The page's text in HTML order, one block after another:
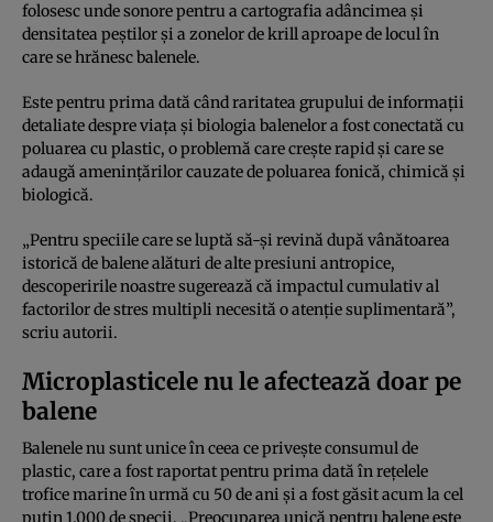
folosesc unde sonore pentru a cartografia adâncimea și
densitatea peștilor și a zonelor de krill aproape de locul în
care se hrănesc balenele.
Este pentru prima dată când raritatea grupului de informații
detaliate despre viața și biologia balenelor a fost conectată cu
poluarea cu plastic, o problemă care crește rapid și care se
adaugă amenințărilor cauzate de poluarea fonică, chimică și
biologică.
„Pentru speciile care se luptă să-și revină după vânătoarea
istorică de balene alături de alte presiuni antropice,
descoperirile noastre sugerează că impactul cumulativ al
factorilor de stres multipli necesită o atenție suplimentară”,
scriu autorii.
Microplasticele nu le afectează doar pe
balene
Balenele nu sunt unice în ceea ce privește consumul de
plastic, care a fost raportat pentru prima dată în rețelele
trofice marine în urmă cu 50 de ani și a fost găsit acum la cel
puțin 1.000 de specii. „Preocuparea unică pentru balene este